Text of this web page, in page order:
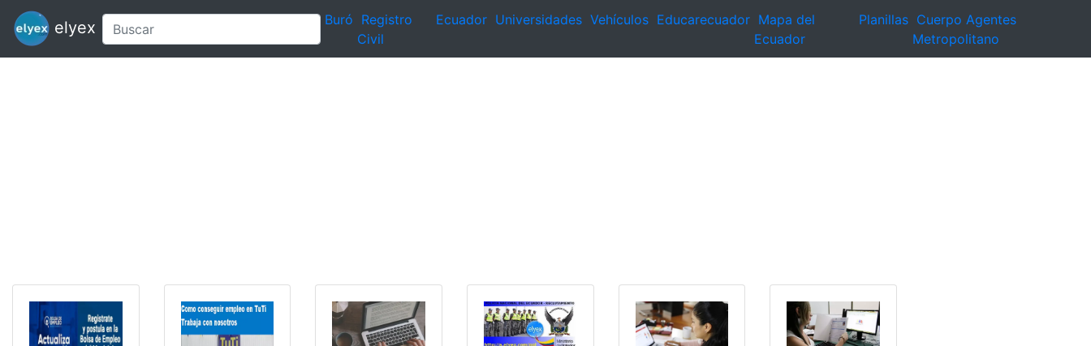
elyex Buró Registro
Civil
Ecuador Universidades Vehículos Educarecuador Mapa del
Ecuador
Planillas Cuerpo Agentes
Metropolitano